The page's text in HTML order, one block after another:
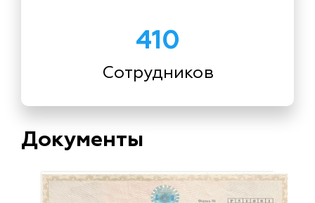
410
Сотрудников
Документы